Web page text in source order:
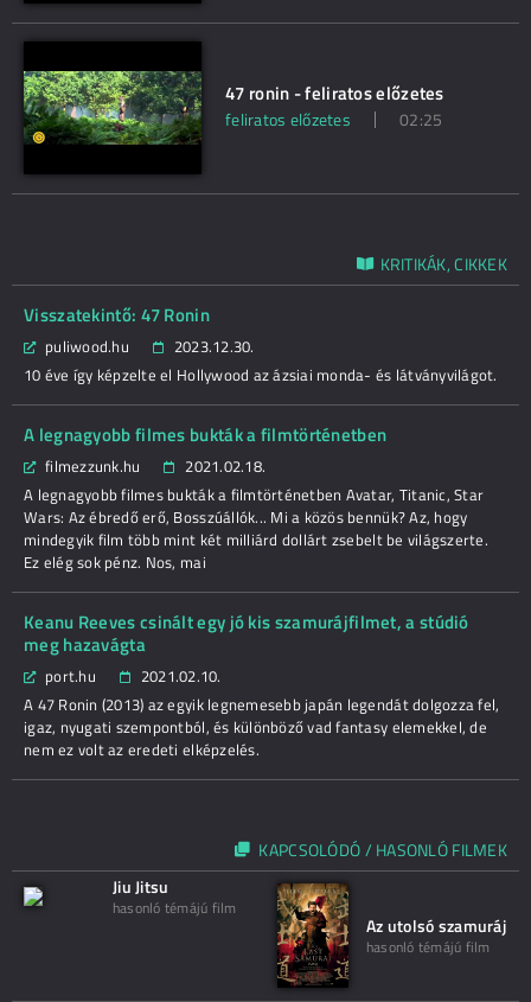
47 ronin - feliratos előzetes
feliratos előzetes 02:25
KRITIKÁK, CIKKEK
Visszatekintő: 47 Ronin
puliwood.hu
2023.12.30.
10 éve így képzelte el Hollywood az ázsiai monda- és látványvilágot.
A legnagyobb filmes bukták a filmtörténetben
filmezzunk.hu
2021.02.18.
A legnagyobb filmes bukták a filmtörténetben Avatar, Titanic, Star
Wars: Az ébredő erő, Bosszúállók... Mi a közös bennük? Az, hogy
mindegyik film több mint két milliárd dollárt zsebelt be világszerte.
Ez elég sok pénz. Nos, mai
Keanu Reeves csinált egy jó kis szamurájfilmet, a stúdió
meg hazavágta
port.hu
2021.02.10.
A 47 Ronin (2013) az egyik legnemesebb japán legendát dolgozza fel,
igaz, nyugati szempontból, és különböző vad fantasy elemekkel, de
nem ez volt az eredeti elképzelés.
KAPCSOLÓDÓ / HASONLÓ FILMEK
Jiu Jitsu
hasonló témájú film
Az utolsó szamuráj
hasonló témájú film